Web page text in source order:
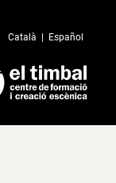
Català Español